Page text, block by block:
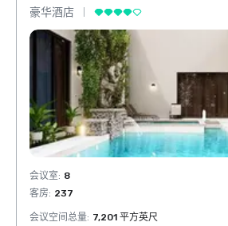
豪华酒店
会议室: 8
客房: 237
会议空间总量: 7,201 平方英尺